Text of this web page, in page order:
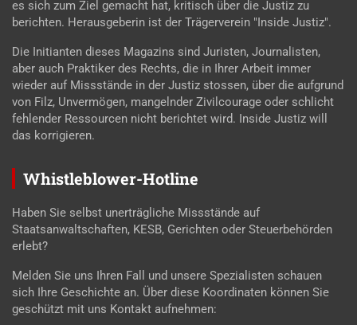
es sich zum Ziel gemacht hat, kritisch über die Justiz zu
berichten. Herausgeberin ist der Trägerverein "Inside Justiz".
Die Initianten dieses Magazins sind Juristen, Journalisten,
aber auch Praktiker des Rechts, die in Ihrer Arbeit immer
wieder auf Missstände in der Justiz stossen, über die aufgrund
von Filz, Unvermögen, mangelnder Zivilcourage oder schlicht
fehlender Ressourcen nicht berichtet wird. Inside Justiz will
das korrigieren.
Whistleblower-Hotline
Haben Sie selbst unerträgliche Missstände auf
Staatsanwaltschaften, KESB, Gerichten oder Steuerbehörden
erlebt?
Melden Sie uns Ihren Fall und unsere Spezialisten schauen
sich Ihre Geschichte an. Über diese Koordinaten können Sie
geschützt mit uns Kontakt aufnehmen: